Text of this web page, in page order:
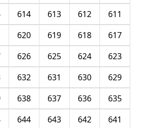
611
612
613
614
617
618
619
620
623
624
625
626
629
630
631
632
635
636
637
638
641
642
643
644